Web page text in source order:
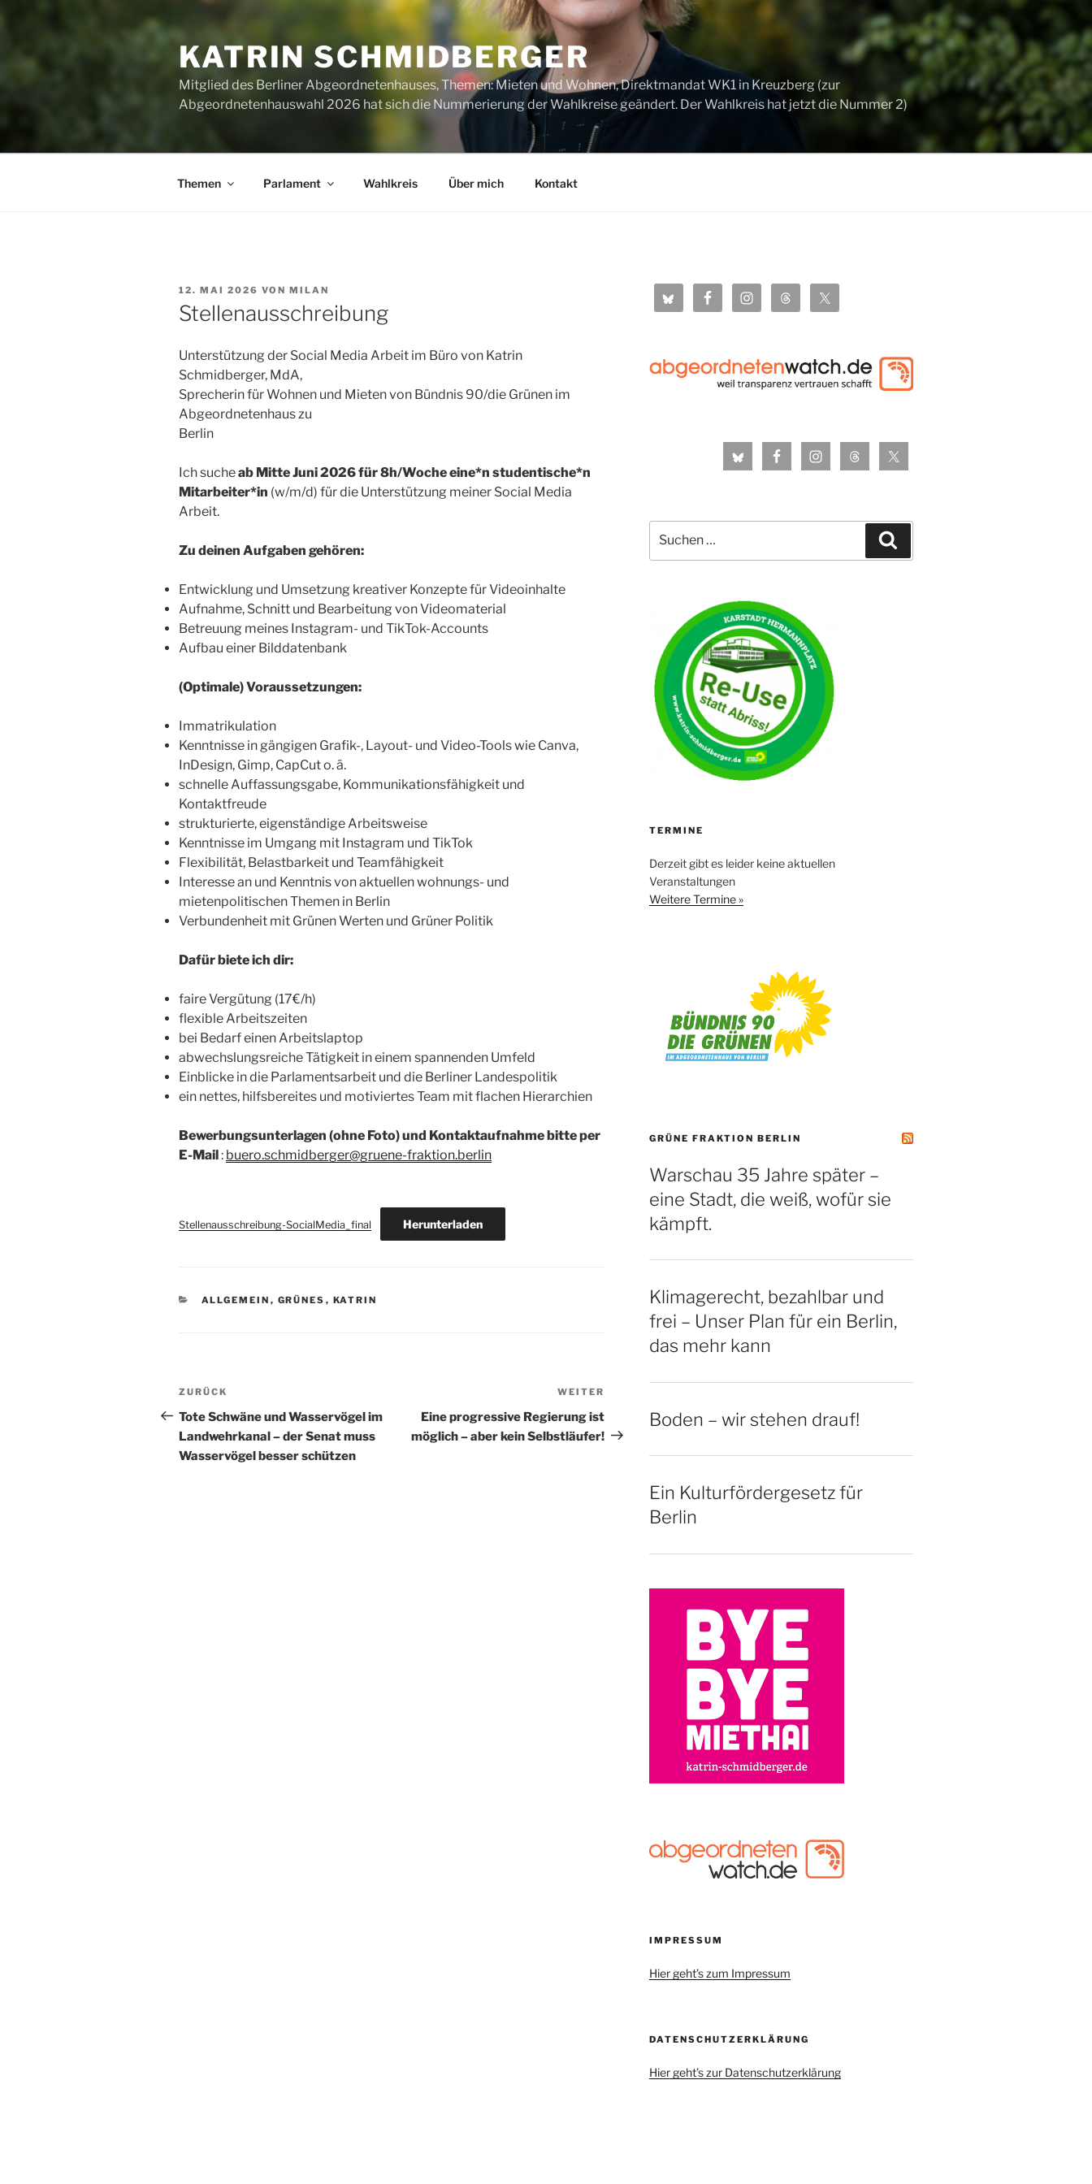
KATRIN SCHMIDBERGER
Mitglied des Berliner Abgeordnetenhauses, Themen: Mieten und Wohnen, Direktmandat WK1 in Kreuzberg (zur
Abgeordnetenhauswahl 2026 hat sich die Nummerierung der Wahlkreise geändert. Der Wahlkreis hat jetzt die Nummer 2)
Themen Parlament Wahlkreis Über mich Kontakt
VERÖFFENTLICHT
AM
12. MAI 2026 VON MILAN
Stellenausschreibung
Unterstützung der Social Media Arbeit im Büro von Katrin
Schmidberger, MdA,
Sprecherin für Wohnen und Mieten von Bündnis 90/die Grünen im
Abgeordnetenhaus zu
Berlin
Ich sucheab Mitte Juni 2026 für 8h/Wocheeine*n studentische*n
Mitarbeiter*in (w/m/d) für die Unterstützung meiner Social Media
Arbeit.
Zu deinen Aufgaben gehören:
Entwicklung und Umsetzung kreativer Konzepte für Videoinhalte
Aufnahme, Schnitt und Bearbeitung von Videomaterial
Betreuung meines Instagram- und TikTok-Accounts
Aufbau einer Bilddatenbank
(Optimale) Voraussetzungen:
Immatrikulation
Kenntnisse in gängigen Grafik-, Layout- und Video-Tools wie Canva,
InDesign, Gimp, CapCut o. ä.
schnelle Auffassungsgabe, Kommunikationsfähigkeit und
Kontaktfreude
strukturierte, eigenständige Arbeitsweise
Kenntnisse im Umgang mit Instagram und TikTok
Flexibilität, Belastbarkeit und Teamfähigkeit
Interesse an und Kenntnis von aktuellen wohnungs- und
mietenpolitischen Themen in Berlin
Verbundenheit mit Grünen Werten und Grüner Politik
Dafür biete ich dir:
faire Vergütung (17€/h)
flexible Arbeitszeiten
bei Bedarf einen Arbeitslaptop
abwechslungsreiche Tätigkeit in einem spannenden Umfeld
Einblicke in die Parlamentsarbeit und die Berliner Landespolitik
ein nettes, hilfsbereites und motiviertes Team mit flachen Hierarchien
Bewerbungsunterlagen (ohne Foto) und Kontaktaufnahme bitte per
E-Mail : buero.schmidberger@gruene-fraktion.berlin
Stellenausschreibung-SocialMedia_final Herunterladen
KATEGORIEN
ALLGEMEIN , GRÜNES , KATRIN
Beitragsnavigation
Vorheriger
Beitrag
ZURÜCK
Tote Schwäne und Wasservögel im
Landwehrkanal – der Senat muss
Wasservögel besser schützen
Beitrag
WEITER
Eine progressive Regierung ist
möglich – aber kein Selbstläufer!
nach:
TERMINE
Derzeit gibt es leider keine aktuellen
Veranstaltungen
Weitere Termine »
GRÜNE FRAKTION BERLIN
Warschau 35 Jahre später –
eine Stadt, die weiß, wofür sie
kämpft.
Klimagerecht, bezahlbar und
frei – Unser Plan für ein Berlin,
das mehr kann
Boden – wir stehen drauf!
Ein Kulturfördergesetz für
Berlin
IMPRESSUM
Hier geht’s zum Impressum
DATENSCHUTZERKLÄRUNG
Hier geht’s zur Datenschutzerklärung